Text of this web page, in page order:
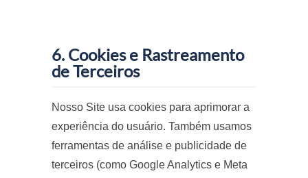
6. Cookies e Rastreamento
de Terceiros
Nosso Site usa cookies para aprimorar a
experiência do usuário. Também usamos
ferramentas de análise e publicidade de
terceiros (como Google Analytics e Meta